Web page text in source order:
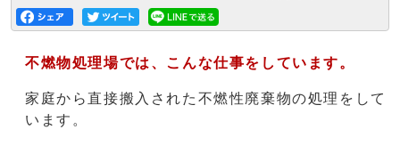
不燃物処理場では、こんな仕事をしています。
家庭から直接搬入された不燃性廃棄物の処理をして
います。